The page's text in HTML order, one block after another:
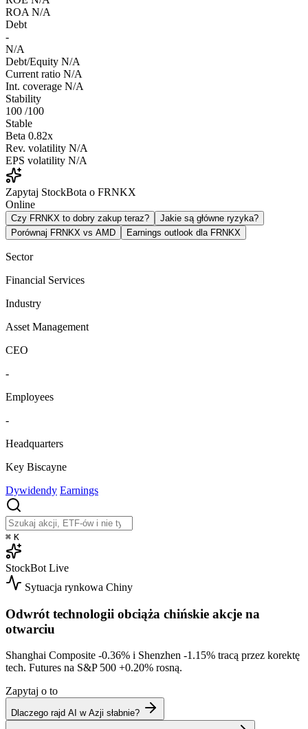
ROA N/A
Debt
-
N/A
Debt/Equity N/A
Current ratio N/A
Int. coverage N/A
Stability
100 /100
Stable
Beta 0.82x
Rev. volatility N/A
EPS volatility N/A
Zapytaj StockBota o FRNKX
Online
Czy FRNKX to dobry zakup teraz?
Jakie są główne ryzyka?
Porównaj FRNKX vs AMD
Earnings outlook dla FRNKX
Sector
Financial Services
Industry
Asset Management
CEO
-
Employees
-
Headquarters
Key Biscayne
Dywidendy Earnings
⌘ K
StockBot Live
Sytuacja rynkowa Chiny
Odwrót technologii obciąża chińskie akcje na
otwarciu
Shanghai Composite -0.36% i Shenzhen -1.15% tracą przez korektę
tech. Futures na S&P 500 +0.20% rosną.
Zapytaj o to
Dlaczego rajd AI w Azji słabnie?